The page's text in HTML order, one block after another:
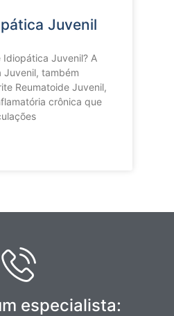
Juvenil
Idiopática Juvenil? A
Juvenil, também
Reumatoide Juvenil,
crônica que
especialista: